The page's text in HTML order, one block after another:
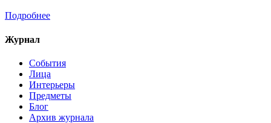
Подробнее
Журнал
События
Лица
Интерьеры
Предметы
Блог
Архив журнала